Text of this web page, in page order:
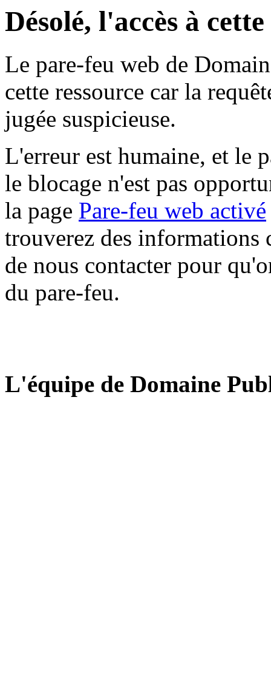
Désolé, l'accès à
Le pare-feu web de
cette ressource car la
jugée suspicieuse.
L'erreur est humaine, et le
le blocage n'est pas
la page Pare-feu web activé
trouverez des informations
de nous contacter pour
du pare-feu.
L'équipe de Domaine